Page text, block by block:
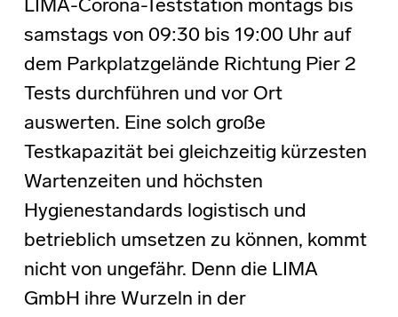
LIMA-Corona-Teststation montags bis
samstags von 09:30 bis 19:00 Uhr auf
dem Parkplatzgelände Richtung Pier 2
Tests durchführen und vor Ort
auswerten. Eine solch große
Testkapazität bei gleichzeitig kürzesten
Wartenzeiten und höchsten
Hygienestandards logistisch und
betrieblich umsetzen zu können, kommt
nicht von ungefähr. Denn die LIMA
GmbH ihre Wurzeln in der